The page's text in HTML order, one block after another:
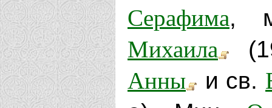
Серафима,
Михаила
Анны и св.